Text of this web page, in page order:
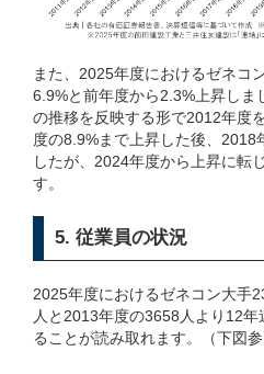
また、2025年度におけるゼネコ
6.9%と前年度から2.3%上昇しま
の推移を反映する形で2012年度
度の8.9%まで上昇した後、2018
したが、2024年度から上昇に転
す。
5. 従業員の状況
2025年度におけるゼネコン大手
人と2013年度の3658人より12
ることが読み取れます。（下図参